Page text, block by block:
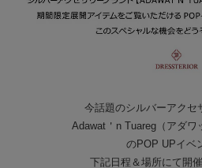
今話題のシルバーアクセ
Adawat＇n Tuareg（アダワ
のPOP UPイベ
下記日程＆場所にて開